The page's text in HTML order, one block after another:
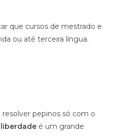
que cursos de mestrado e
ou até terceira língua.
pepinos só com o
é um grande